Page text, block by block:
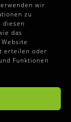
wir
zu
diesen
das
erteilen oder
Funktionen